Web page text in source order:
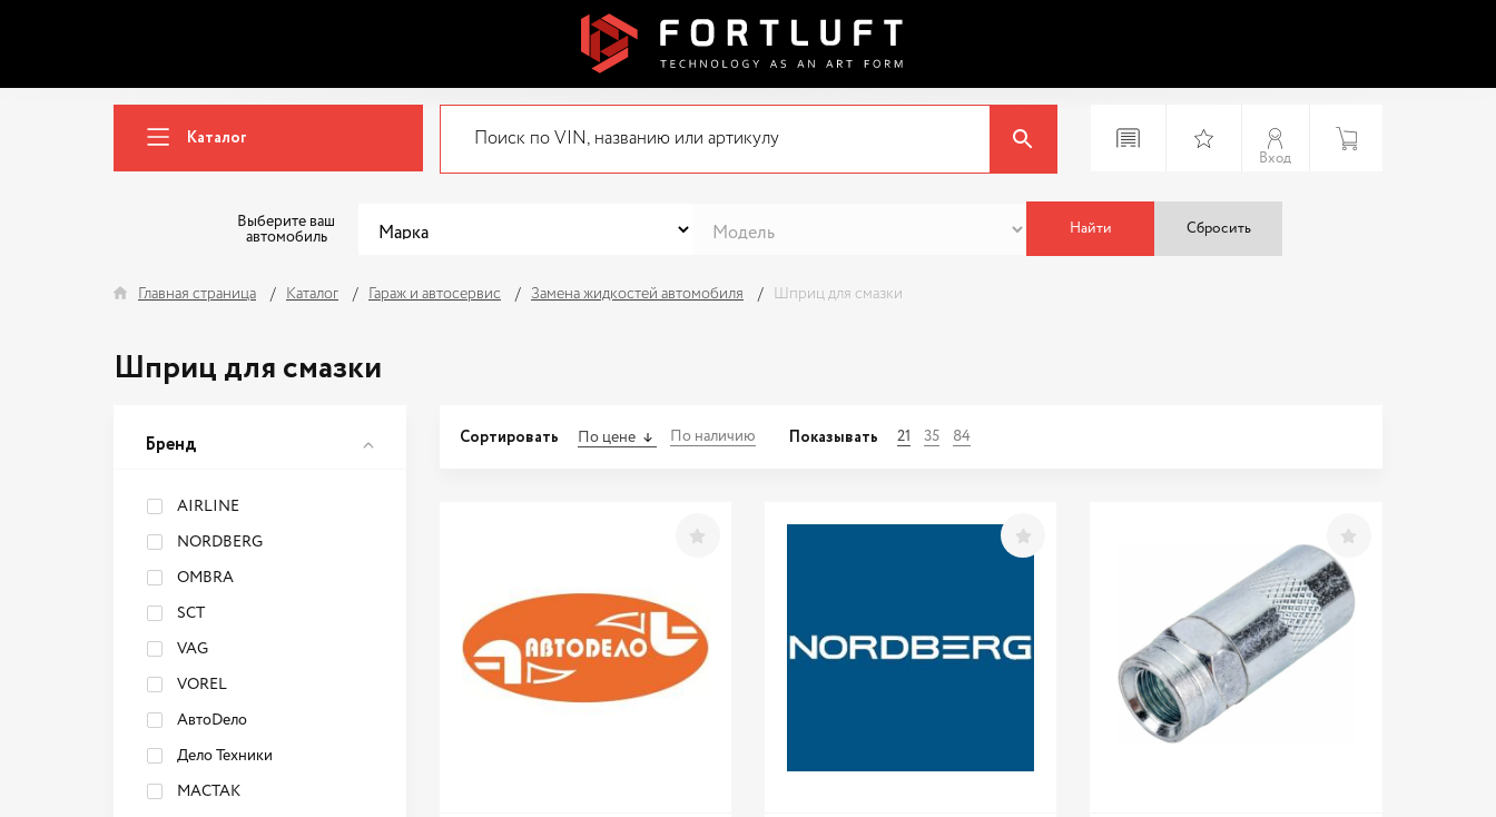
Каталог
Вход
Выберите ваш
автомобиль
Найти Сбросить
Главная страница Каталог Гараж и автосервис Замена жидкостей автомобиля Шприц для смазки
Шприц для смазки
Бренд
AIRLINE
NORDBERG
OMBRA
SCT
VAG
VOREL
АвтоDело
Дело Техники
МАСТАК
Сортировать По цене По наличию Показывать 21 35 84